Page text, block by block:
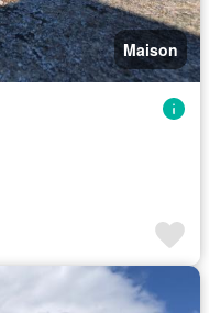
Maison